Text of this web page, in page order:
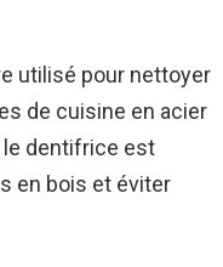
utilisé pour nettoyer
de cuisine en acier
le dentifrice est
en bois et éviter